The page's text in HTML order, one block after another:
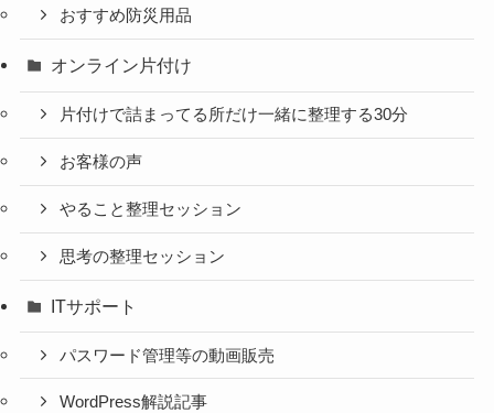
おすすめ防災用品
オンライン片付け
片付けで詰まってる所だけ一緒に整理する30分
お客様の声
やること整理セッション
思考の整理セッション
ITサポート
パスワード管理等の動画販売
WordPress解説記事